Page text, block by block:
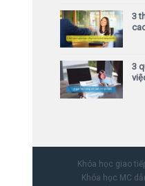
3
3
Khóa học giao
Khóa học MC